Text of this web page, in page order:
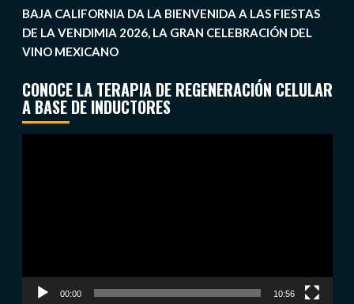
BAJA CALIFORNIA DA LA BIENVENIDA A LAS FIESTAS
DE LA VENDIMIA 2026, LA GRAN CELEBRACIÓN DEL
VINO MEXICANO
CONOCE LA TERAPIA DE REGENERACIÓN CELULAR
A BASE DE INDUCTORES
00:00 10:56